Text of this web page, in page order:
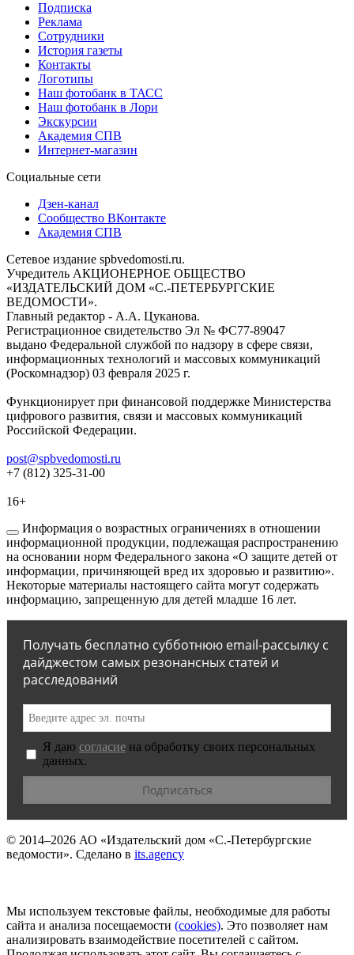
Подписка
Реклама
Сотрудники
История газеты
Контакты
Логотипы
Наш фотобанк в ТАСС
Наш фотобанк в Лори
Экскурсии
Академия СПВ
Интернет-магазин
Социальные сети
Дзен-канал
Сообщество ВКонтакте
Академия СПВ
Сетевое издание spbvedomosti.ru.
Учредитель АКЦИОНЕРНОЕ ОБЩЕСТВО
«ИЗДАТЕЛЬСКИЙ ДОМ «С.-ПЕТЕРБУРГСКИЕ
ВЕДОМОСТИ».
Главный редактор - А.А. Цуканова.
Регистрационное свидетельство Эл № ФС77-89047
выдано Федеральной службой по надзору в сфере связи,
информационных технологий и массовых коммуникаций
(Роскомнадзор) 03 февраля 2025 г.
Функционирует при финансовой поддержке Министерства
цифрового развития, связи и массовых коммуникаций
Российской Федерации.
post@spbvedomosti.ru
+7 (812) 325-31-00
16+
Информация о возрастных ограничениях в отношении
информационной продукции, подлежащая распространению
на основании норм Федерального закона «О защите детей от
информации, причиняющей вред их здоровью и развитию».
Некоторые материалы настоящего сайта могут содержать
информацию, запрещенную для детей младше 16 лет.
Получать бесплатно субботнюю email-рассылку с
дайджестом самых резонансных статей и
расследований
Я даю согласие на обработку своих персональных
данных.
© 2014–2026 АО «Издательский дом «С.-Петербургские
ведомости». Сделано в its.agency
Мы используем текстовые файлы, необходимые для работы
сайта и анализа посещаемости (сookies). Это позволяет нам
анализировать взаимодействие посетителей с сайтом.